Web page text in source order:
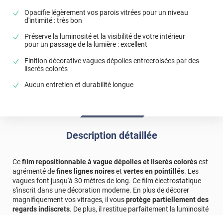
Opacifie légèrement vos parois vitrées pour un niveau
d'intimité : très bon
Préserve la luminosité et la visibilité de votre intérieur
pour un passage de la lumière : excellent
Finition décorative vagues dépolies entrecroisées par des
liserés colorés
Aucun entretien et durabilité longue
*****
Il y a 1674 jours
Correspond à ce que je voulais pour remplacer mes
*****
Il y a 1748 jours
Rien à dire, parfait. Pose très facile
Bien lire le mode d'emploi, explications claires. Produit
Il y a 1793 jours
Le motif. La luminosité et le service de la Découpe qui a
été parfaite au mm
*****
Il y a 2247 jours
Excellent rendu dans la cuisine et le bureau
Description détaillée
Cefilm repositionnable à vague dépolies et liserés colorésest
agrémenté defines lignes noireset vertes en pointillés. Les
vagues font jusqu'à 30 mètres de long. Ce film électrostatique
s'inscrit dans une décoration moderne. En plus de décorer
magnifiquement vos vitrages, il vousprotège partiellement des
regards indiscrets. De plus, il restitue parfaitement la luminosité